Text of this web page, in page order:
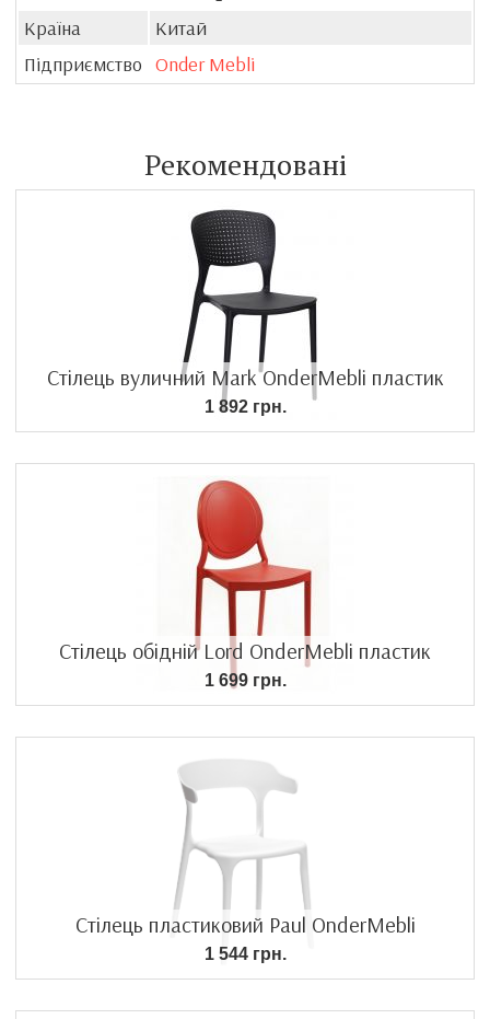
Країна
Китай
Підприємство Onder Mebli
Рекомендовані
Стілець вуличний Mark OnderMebli пластик
1 892 грн.
Стілець обідній Lord OnderMebli пластик
1 699 грн.
Стілець пластиковий Paul OnderMebli
1 544 грн.